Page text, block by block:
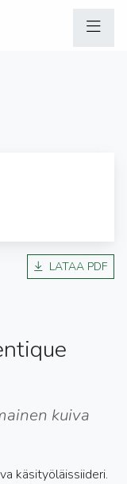
LATAA PDF
kuiva
käsityöläissiideri.